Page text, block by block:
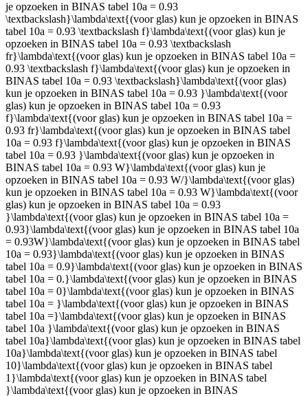
je opzoeken in BINAS tabel 10a = 0.93
\textbackslash}\lambda\text{(voor glas) kun je opzoeken in BINAS
tabel 10a = 0.93 \textbackslash f}\lambda\text{(voor glas) kun je
opzoeken in BINAS tabel 10a = 0.93 \textbackslash
fr}\lambda\text{(voor glas) kun je opzoeken in BINAS tabel 10a =
0.93 \textbackslash f}\lambda\text{(voor glas) kun je opzoeken in
BINAS tabel 10a = 0.93 \textbackslash}\lambda\text{(voor glas)
kun je opzoeken in BINAS tabel 10a = 0.93 }\lambda\text{(voor
glas) kun je opzoeken in BINAS tabel 10a = 0.93
f}\lambda\text{(voor glas) kun je opzoeken in BINAS tabel 10a =
0.93 fr}\lambda\text{(voor glas) kun je opzoeken in BINAS tabel
10a = 0.93 f}\lambda\text{(voor glas) kun je opzoeken in BINAS
tabel 10a = 0.93 }\lambda\text{(voor glas) kun je opzoeken in
BINAS tabel 10a = 0.93 W}\lambda\text{(voor glas) kun je
opzoeken in BINAS tabel 10a = 0.93 W/}\lambda\text{(voor glas)
kun je opzoeken in BINAS tabel 10a = 0.93 W}\lambda\text{(voor
glas) kun je opzoeken in BINAS tabel 10a = 0.93
}\lambda\text{(voor glas) kun je opzoeken in BINAS tabel 10a =
0.93}\lambda\text{(voor glas) kun je opzoeken in BINAS tabel 10a
= 0.93W}\lambda\text{(voor glas) kun je opzoeken in BINAS tabel
10a = 0.93}\lambda\text{(voor glas) kun je opzoeken in BINAS
tabel 10a = 0.9}\lambda\text{(voor glas) kun je opzoeken in BINAS
tabel 10a = 0.}\lambda\text{(voor glas) kun je opzoeken in BINAS
tabel 10a = 0}\lambda\text{(voor glas) kun je opzoeken in BINAS
tabel 10a = }\lambda\text{(voor glas) kun je opzoeken in BINAS
tabel 10a =}\lambda\text{(voor glas) kun je opzoeken in BINAS
tabel 10a }\lambda\text{(voor glas) kun je opzoeken in BINAS
tabel 10a}\lambda\text{(voor glas) kun je opzoeken in BINAS tabel
10a}\lambda\text{(voor glas) kun je opzoeken in BINAS tabel
10}\lambda\text{(voor glas) kun je opzoeken in BINAS tabel
1}\lambda\text{(voor glas) kun je opzoeken in BINAS tabel
}\lambda\text{(voor glas) kun je opzoeken in BINAS